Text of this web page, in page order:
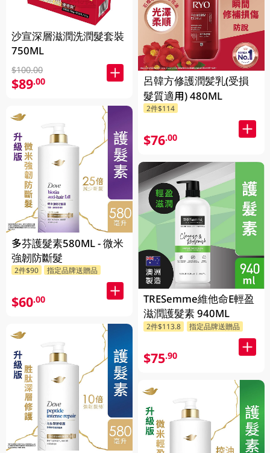
沙宣深層滋潤洗潤髮套裝
750ML
$100.00
$89.00
多芬護髮素580ML - 微米
強韌防斷髮
2件$90 指定品牌送贈品
$60.00
呂韓方修護潤髪乳(受損
髮質適用) 480ML
2件$114
$76.00
TRESemme維他命E輕盈
滋潤護髮素 940ML
2件$113.8 指定品牌送贈品
$75.90